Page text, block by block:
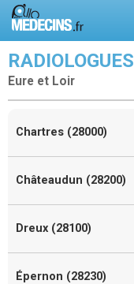
RADIOLOGUES
Eure et Loir
Chartres (28000)
Châteaudun (28200)
Dreux (28100)
Épernon (28230)